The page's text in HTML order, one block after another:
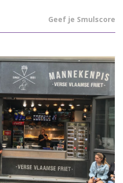
Geef je Smulscore